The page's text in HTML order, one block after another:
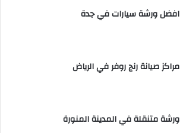
افضل ورشة سيارات في جدة
مراكز صيانة رنج روفر في الرياض
ورشة متنقلة في المدينة المنورة